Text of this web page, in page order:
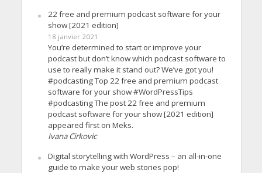
22 free and premium podcast software for your
show [2021 edition]
18 janvier 2021
You’re determined to start or improve your
podcast but don’t know which podcast software to
use to really make it stand out? We’ve got you!
#podcasting Top 22 free and premium podcast
software for your show #WordPressTips
#podcasting The post 22 free and premium
podcast software for your show [2021 edition]
appeared first on Meks.
Ivana Cirkovic
Digital storytelling with WordPress – an all-in-one
guide to make your web stories pop!